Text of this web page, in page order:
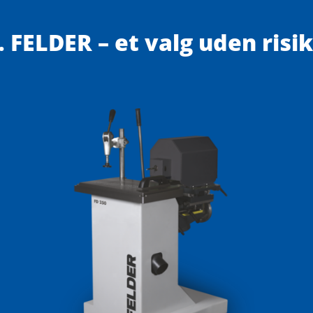
FELDER – et valg uden